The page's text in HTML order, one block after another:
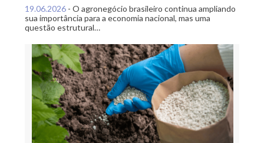
19.06.2026 -O agronegócio brasileiro continua ampliando
sua importância para a economia nacional, mas uma
questão estrutural…